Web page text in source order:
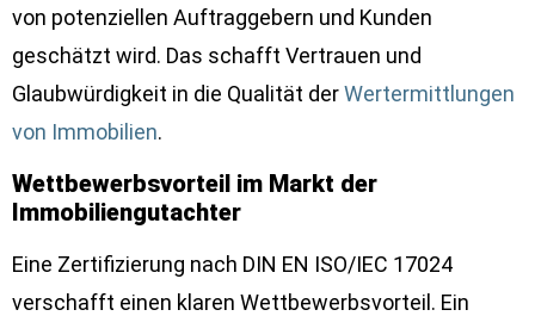
von potenziellen Auftraggebern und Kunden
geschätzt wird. Das schafft Vertrauen und
Glaubwürdigkeit in die Qualität derWertermittlungen
von Immobilien.
Wettbewerbsvorteil im Markt der
Immobiliengutachter
Eine Zertifizierung nach DIN EN ISO/IEC 17024
verschafft einen klaren Wettbewerbsvorteil. Ein